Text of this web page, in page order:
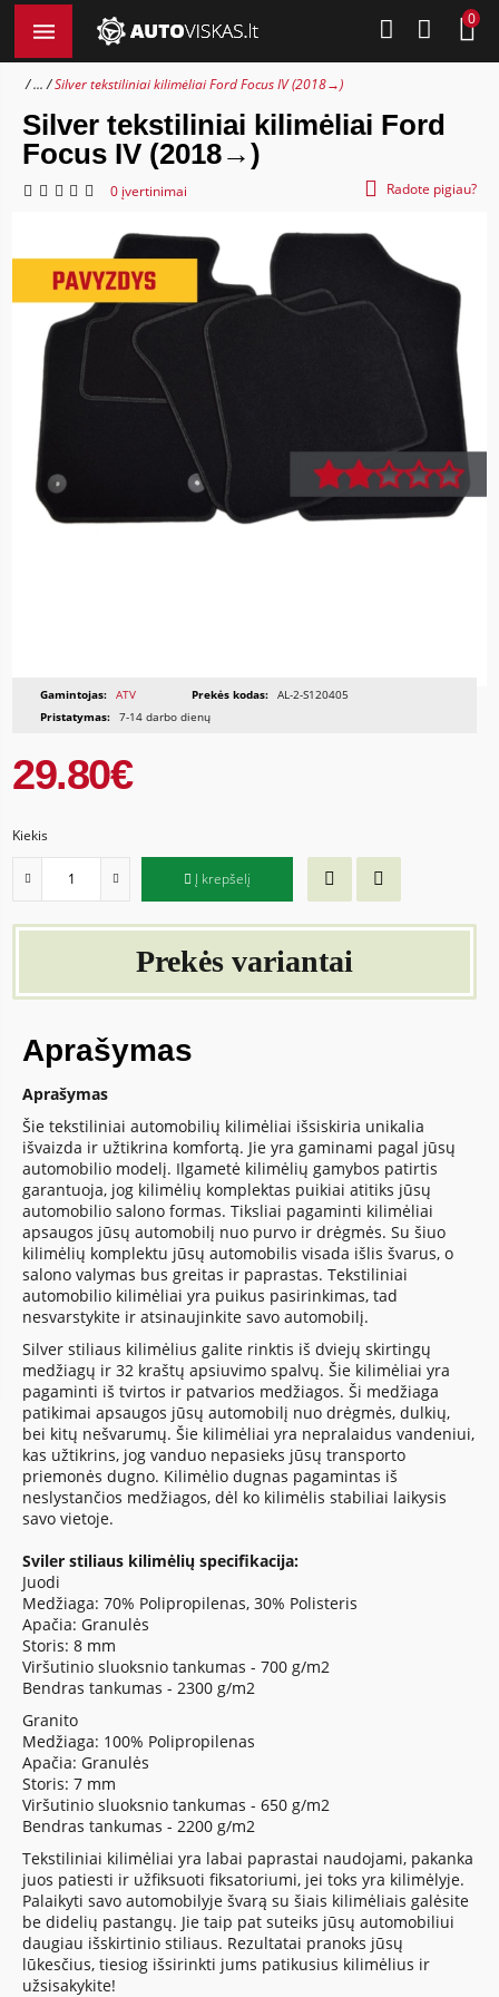
0
... Silver tekstiliniai kilimėliai Ford Focus IV (2018→)
Silver tekstiliniai kilimėliai Ford
Focus IV (2018→)
0 įvertinimai Radote pigiau?
Gamintojas: ATV Prekės kodas: AL-2-S120405
Pristatymas: 7-14 darbo dienų
29.80€
Kiekis
Į krepšelį
Prekės variantai
Aprašymas
Aprašymas
Šie tekstiliniai automobilių kilimėliai išsiskiria unikalia
išvaizda ir užtikrina komfortą. Jie yra gaminami pagal jūsų
automobilio modelį. Ilgametė kilimėlių gamybos patirtis
garantuoja, jog kilimėlių komplektas puikiai atitiks jūsų
automobilio salono formas. Tiksliai pagaminti kilimėliai
apsaugos jūsų automobilį nuo purvo ir drėgmės. Su šiuo
kilimėlių komplektu jūsų automobilis visada išlis švarus, o
salono valymas bus greitas ir paprastas. Tekstiliniai
automobilio kilimėliai yra puikus pasirinkimas, tad
nesvarstykite ir atsinaujinkite savo automobilį.
Silver stiliaus kilimėlius galite rinktis iš dviejų skirtingų
medžiagų ir 32 kraštų apsiuvimo spalvų. Šie kilimėliai yra
pagaminti iš tvirtos ir patvarios medžiagos. Ši medžiaga
patikimai apsaugos jūsų automobilį nuo drėgmės, dulkių,
bei kitų nešvarumų. Šie kilimėliai yra nepralaidus vandeniui,
kas užtikrins, jog vanduo nepasieks jūsų transporto
priemonės dugno. Kilimėlio dugnas pagamintas iš
neslystančios medžiagos, dėl ko kilimėlis stabiliai laikysis
savo vietoje.
Sviler stiliaus kilimėlių specifikacija:
Juodi
Medžiaga: 70% Polipropilenas, 30% Polisteris
Apačia: Granulės
Storis: 8 mm
Viršutinio sluoksnio tankumas - 700 g/m2
Bendras tankumas - 2300 g/m2
Granito
Medžiaga: 100% Polipropilenas
Apačia: Granulės
Storis: 7 mm
Viršutinio sluoksnio tankumas - 650 g/m2
Bendras tankumas - 2200 g/m2
Tekstiliniai kilimėliai yra labai paprastai naudojami, pakanka
juos patiesti ir užfiksuoti fiksatoriumi, jei toks yra kilimėlyje.
Palaikyti savo automobilyje švarą su šiais kilimėliais galėsite
be didelių pastangų. Jie taip pat suteiks jūsų automobiliui
daugiau išskirtinio stiliaus. Rezultatai pranoks jūsų
lūkesčius, tiesiog išsirinkti jums patikusius kilimėlius ir
užsisakykite!